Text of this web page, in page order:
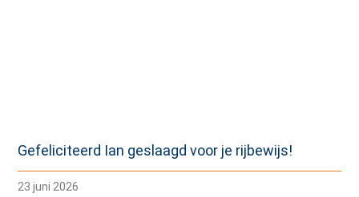
Gefeliciteerd Ian geslaagd voor je rijbewijs!
23 juni 2026